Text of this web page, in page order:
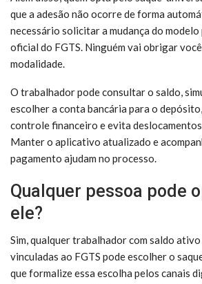
que a adesão não ocorre de forma
necessário solicitar a mudança do
oficial do FGTS. Ninguém vai obrigar
modalidade.
O trabalhador pode consultar o saldo,
escolher a conta bancária para o
controle financeiro e evita
Manter o aplicativo atualizado e
pagamento ajudam no processo.
Qualquer pessoa pode
ele?
Sim, qualquer trabalhador com saldo ativo
vinculadas ao FGTS pode escolher o
que formalize essa escolha pelos canais